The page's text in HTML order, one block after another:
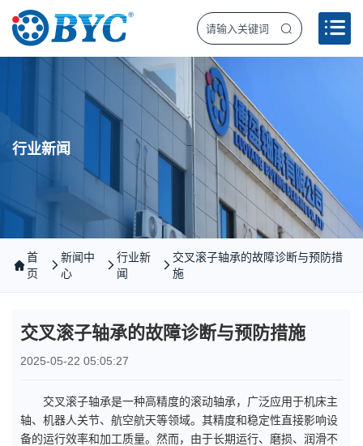
行业新闻
首
页
新闻中
心
行业新
闻
交叉滚子轴承的故障诊断与预防措
施
交叉滚子轴承的故障诊断与预防措施
2025-05-22 05:05:27
交叉滚子轴承是一种高精度的滚动轴承，广泛应用于机床主
轴、机器人关节、航空航天等领域。其精度和稳定性直接影响设
备的运行效率和加工质量。然而，由于长期运行、磨损、润滑不